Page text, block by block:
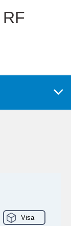
Visa